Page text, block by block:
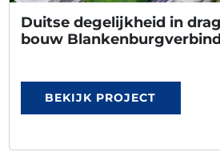
Duitse degelijkheid in
bouw
BEKIJK PROJECT